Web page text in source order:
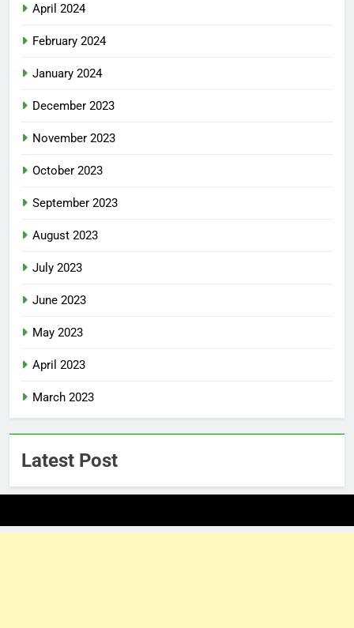
April 2024
February 2024
January 2024
December 2023
November 2023
October 2023
September 2023
August 2023
July 2023
June 2023
May 2023
April 2023
March 2023
Latest Post